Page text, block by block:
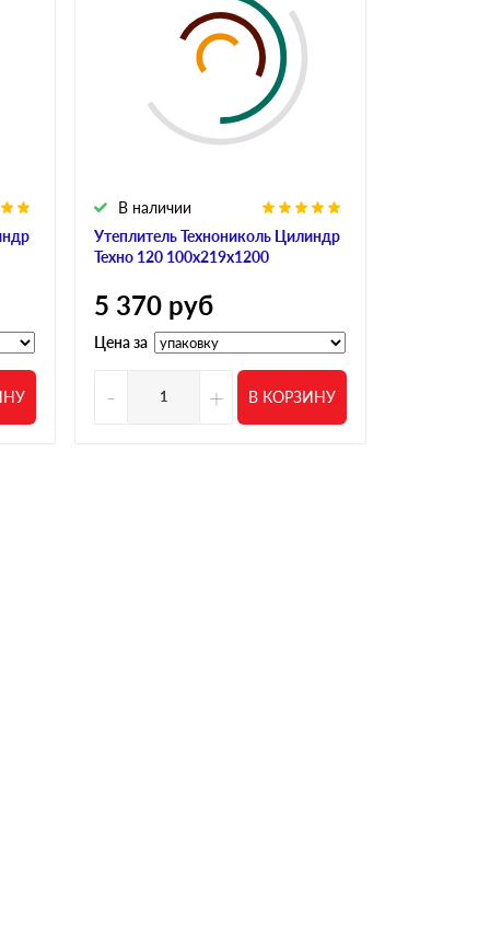
Утеплитель Технониколь Цилиндр
Техно 120 100х219х1200
В наличии
5 370 руб
Цена за
- + В КОРЗИНУ